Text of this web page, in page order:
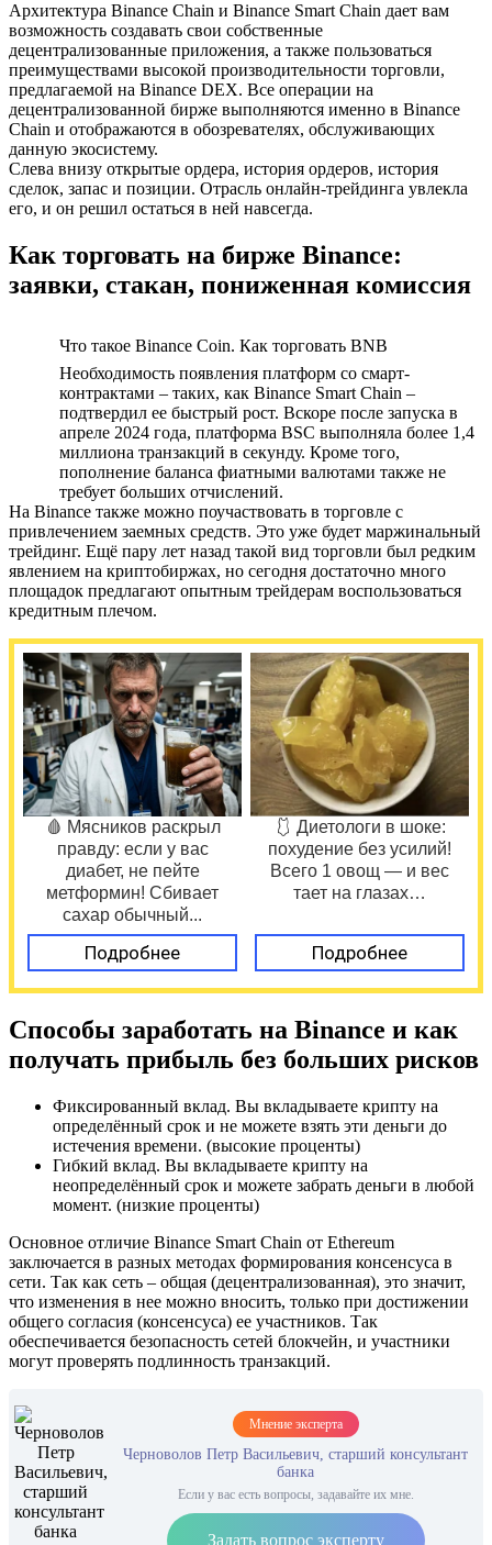
Архитектура Binance Chain и Binance Smart Chain дает вам
возможность создавать свои собственные
децентрализованные приложения, а также пользоваться
преимуществами высокой производительности торговли,
предлагаемой на Binance DEX. Все операции на
децентрализованной бирже выполняются именно в Binance
Chain и отображаются в обозревателях, обслуживающих
данную экосистему.
Слева внизу открытые ордера, история ордеров, история
сделок, запас и позиции. Отрасль онлайн-трейдинга увлекла
его, и он решил остаться в ней навсегда.
Как торговать на бирже Binance:
заявки, стакан, пониженная комиссия
Что такое Binance Coin. Как торговать BNB
Необходимость появления платформ со смарт-
контрактами – таких, как Binance Smart Chain –
подтвердил ее быстрый рост. Вскоре после запуска в
апреле 2024 года, платформа BSC выполняла более 1,4
миллиона транзакций в секунду. Кроме того,
пополнение баланса фиатными валютами также не
требует больших отчислений.
На Binance также можно поучаствовать в торговле с
привлечением заемных средств. Это уже будет маржинальный
трейдинг. Ещё пару лет назад такой вид торговли был редким
явлением на криптобиржах, но сегодня достаточно много
площадок предлагают опытным трейдерам воспользоваться
кредитным плечом.
🩸 Мясников раскрыл
правду: если у вас
диабет, не пейте
метформин! Сбивает
сахар обычный...
Подробнее
🩱 Диетологи в шоке:
похудение без усилий!
Всего 1 овощ — и вес
тает на глазах…
Подробнее
Способы заработать на Binance и как
получать прибыль без больших рисков
Фиксированный вклад. Вы вкладываете крипту на
определённый срок и не можете взять эти деньги до
истечения времени. (высокие проценты)
Гибкий вклад. Вы вкладываете крипту на
неопределённый срок и можете забрать деньги в любой
момент. (низкие проценты)
Основное отличие Binance Smart Chain от Ethereum
заключается в разных методах формирования консенсуса в
сети. Так как сеть – общая (децентрализованная), это значит,
что изменения в нее можно вносить, только при достижении
общего согласия (консенсуса) ее участников. Так
обеспечивается безопасность сетей блокчейн, и участники
могут проверять подлинность транзакций.
Мнение эксперта
Черноволов Петр Васильевич, старший консультант
банка
Если у вас есть вопросы, задавайте их мне.
Задать вопрос эксперту